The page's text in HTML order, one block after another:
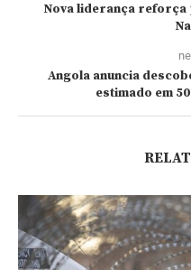
Nova liderança
Angola anuncia
estimado em